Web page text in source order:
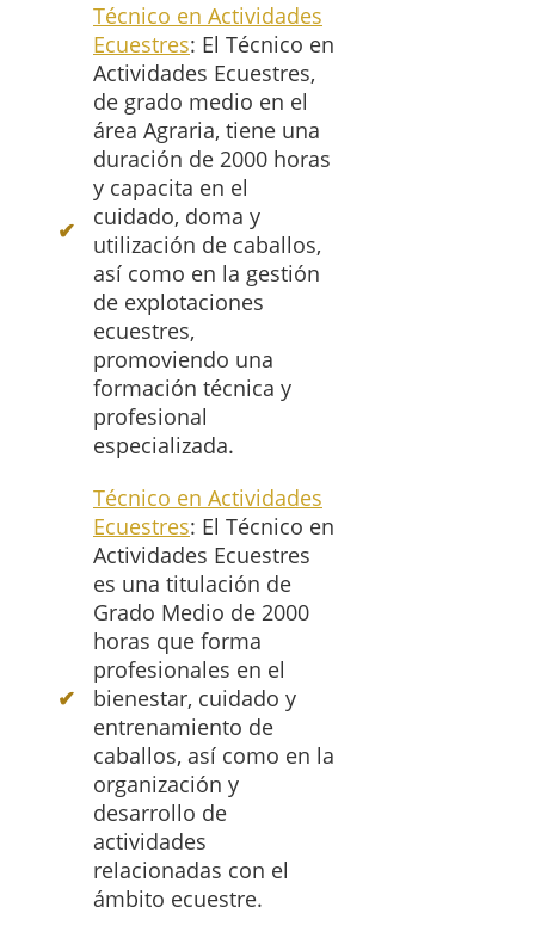
Técnico en Actividades
Ecuestres: El Técnico en
Actividades Ecuestres,
de grado medio en el
área Agraria, tiene una
duración de 2000 horas
y capacita en el
cuidado, doma y
utilización de caballos,
así como en la gestión
de explotaciones
ecuestres,
promoviendo una
formación técnica y
profesional
especializada.
Técnico en Actividades
Ecuestres: El Técnico en
Actividades Ecuestres
es una titulación de
Grado Medio de 2000
horas que forma
profesionales en el
bienestar, cuidado y
entrenamiento de
caballos, así como en la
organización y
desarrollo de
actividades
relacionadas con el
ámbito ecuestre.